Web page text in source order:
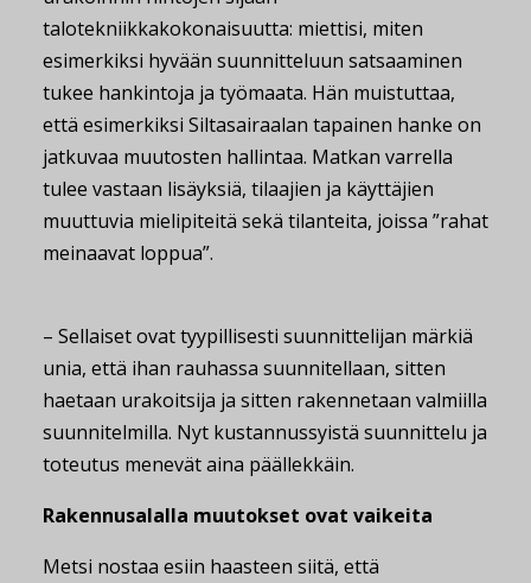
talotekniikkakokonaisuutta: miettisi, miten
esimerkiksi hyvään suunnitteluun satsaaminen
tukee hankintoja ja työmaata. Hän muistuttaa,
että esimerkiksi Siltasairaalan tapainen hanke on
jatkuvaa muutosten hallintaa. Matkan varrella
tulee vastaan lisäyksiä, tilaajien ja käyttäjien
muuttuvia mielipiteitä sekä tilanteita, joissa ”rahat
meinaavat loppua”.
– Sellaiset ovat tyypillisesti suunnittelijan märkiä
unia, että ihan rauhassa suunnitellaan, sitten
haetaan urakoitsija ja sitten rakennetaan valmiilla
suunnitelmilla. Nyt kustannussyistä suunnittelu ja
toteutus menevät aina päällekkäin.
Rakennusalalla muutokset ovat vaikeita
Metsi nostaa esiin haasteen siitä, että